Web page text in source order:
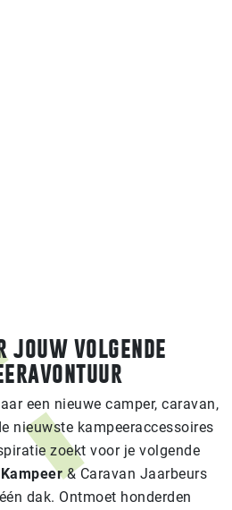
Jaarbeurs
jouw volgende
een nieuwe camper, caravan,
nieuwste kampeeraccessoires
zoekt voor je volgende
Kampeer & Caravan Jaarbeurs
dak. Ontmoet honderden